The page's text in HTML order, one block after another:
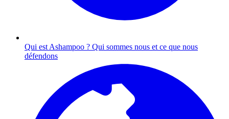
Qui est Ashampoo ? Qui sommes nous et ce que nous
défendons